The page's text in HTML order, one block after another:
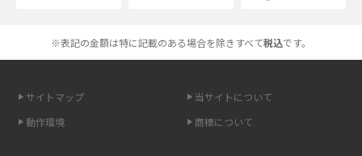
トを解説
スマホや携帯端末の通信速度制限とは？回避のコツや解除のタイミング・
※表記の金額は特に記載のある場合を除きすべて税込です。
サイトマップ
当サイトについて
動作環境
商標について